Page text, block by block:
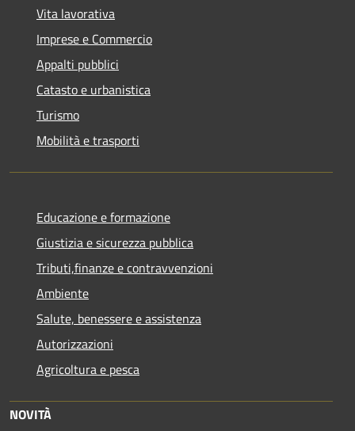
Vita lavorativa
Imprese e Commercio
Appalti pubblici
Catasto e urbanistica
Turismo
Mobilità e trasporti
Educazione e formazione
Giustizia e sicurezza pubblica
Tributi,finanze e contravvenzioni
Ambiente
Salute, benessere e assistenza
Autorizzazioni
Agricoltura e pesca
NOVITÀ